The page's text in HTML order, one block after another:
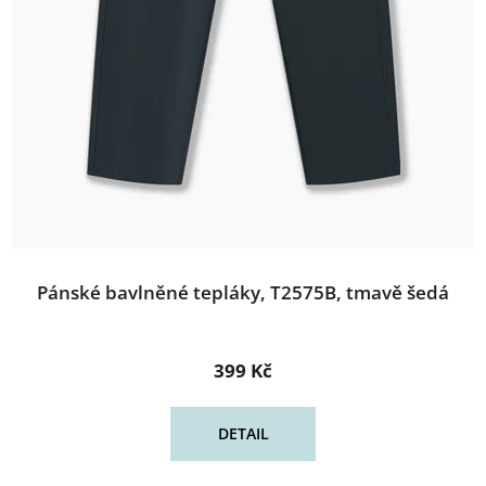
Pánské bavlněné tepláky, T2575B, tmavě šedá
399 Kč
DETAIL